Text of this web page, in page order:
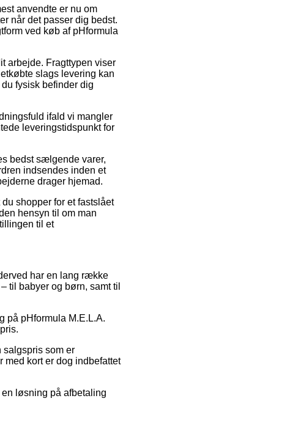
anvendte er nu om
når det passer dig bedst.
ved køb af pHformula
arbejde. Fragttypen viser
slags levering kan
fysisk befinder dig
ifald vi mangler
leveringstidspunkt for
bedst sælgende varer,
indsendes inden et
drager hjemad.
shopper for et fastslået
hensyn til om man
til et
har en lang række
til babyer og børn, samt til
på pHformula M.E.L.A.
salgspris som er
kort er dog indbefattet
løsning på afbetaling